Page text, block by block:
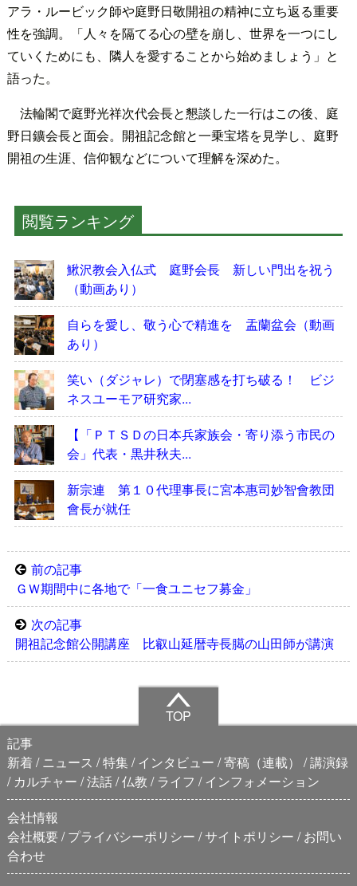
アラ・ルービック師や庭野日敬開祖の精神に立ち返る重要
性を強調。「人々を隔てる心の壁を崩し、世界を一つにし
ていくためにも、隣人を愛することから始めましょう」と
語った。
法輪閣で庭野光祥次代会長と懇談した一行はこの後、庭
野日鑛会長と面会。開祖記念館と一乗宝塔を見学し、庭野
開祖の生涯、信仰観などについて理解を深めた。
閲覧ランキング
鰍沢教会入仏式 庭野会長 新しい門出を祝う
（動画あり）
自らを愛し、敬う心で精進を 盂蘭盆会（動画
あり）
笑い（ダジャレ）で閉塞感を打ち破る！ ビジ
ネスユーモア研究家...
【「ＰＴＳＤの日本兵家族会・寄り添う市民の
会」代表・黒井秋夫...
新宗連 第１０代理事長に宮本惠司妙智會教団
會長が就任
前の記事
ＧＷ期間中に各地で「一食ユニセフ募金」
次の記事
開祖記念館公開講座 比叡山延暦寺長臈の山田師が講演
TOP
記事
新着
ニュース 特集 インタビュー 寄稿（連載）
講演録
カルチャー 法話 仏教 ライフ
インフォメーション
会社情報
会社概要 プライバシーポリシー サイトポリシー
お問い
合わせ